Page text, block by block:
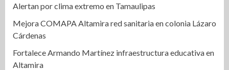
Alertan por clima extremo en Tamaulipas
Mejora COMAPA Altamira red sanitaria en colonia Lázaro
Cárdenas
Fortalece Armando Martínez infraestructura educativa en
Altamira